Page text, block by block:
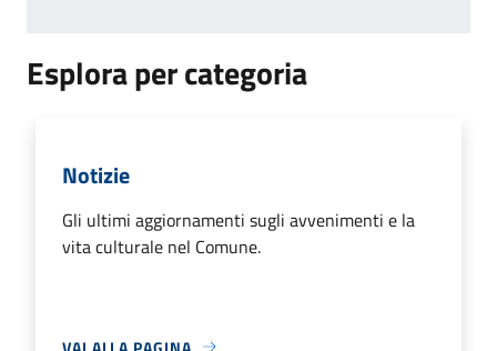
Esplora per categoria
Notizie
Gli ultimi aggiornamenti sugli avvenimenti e la
vita culturale nel Comune.